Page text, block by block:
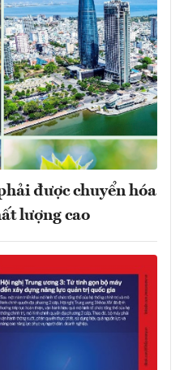
được chuyển hóa
lượng cao